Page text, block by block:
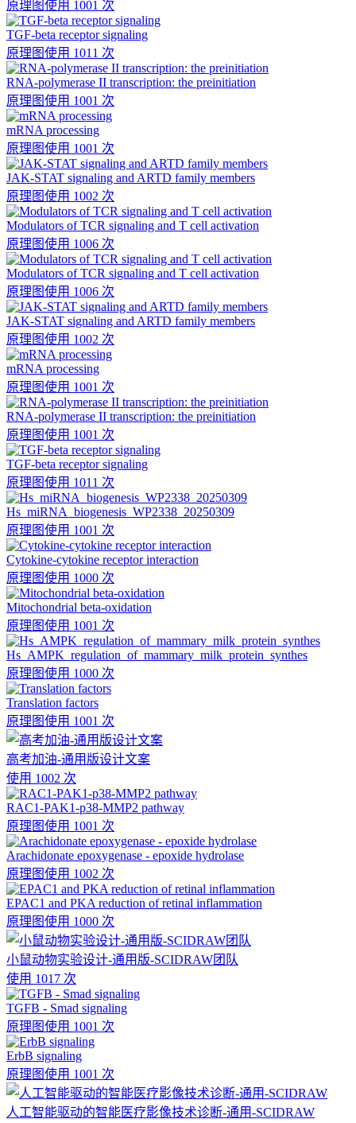
原理图使用 1001 次
TGF-beta receptor signaling
原理图使用 1011 次
RNA-polymerase II transcription: the preinitiation
原理图使用 1001 次
mRNA processing
原理图使用 1001 次
JAK-STAT signaling and ARTD family members
原理图使用 1002 次
Modulators of TCR signaling and T cell activation
原理图使用 1006 次
Modulators of TCR signaling and T cell activation
原理图使用 1006 次
JAK-STAT signaling and ARTD family members
原理图使用 1002 次
mRNA processing
原理图使用 1001 次
RNA-polymerase II transcription: the preinitiation
原理图使用 1001 次
TGF-beta receptor signaling
原理图使用 1011 次
Hs_miRNA_biogenesis_WP2338_20250309
原理图使用 1001 次
Cytokine-cytokine receptor interaction
原理图使用 1000 次
Mitochondrial beta-oxidation
原理图使用 1001 次
Hs_AMPK_regulation_of_mammary_milk_protein_synthes
原理图使用 1000 次
Translation factors
原理图使用 1001 次
高考加油-通用版设计文案
使用 1002 次
RAC1-PAK1-p38-MMP2 pathway
原理图使用 1001 次
Arachidonate epoxygenase - epoxide hydrolase
原理图使用 1002 次
EPAC1 and PKA reduction of retinal inflammation
原理图使用 1000 次
小鼠动物实验设计-通用版-SCIDRAW团队
使用 1017 次
TGFB - Smad signaling
原理图使用 1001 次
ErbB signaling
原理图使用 1001 次
人工智能驱动的智能医疗影像技术诊断-通用-SCIDRAW